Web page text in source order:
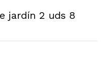
jardín 2 uds 8